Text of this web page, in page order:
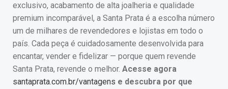
exclusivo, acabamento de alta joalheria e qualidade
premium incomparável, a Santa Prata é a escolha número
um de milhares de revendedores e lojistas em todo o
país. Cada peça é cuidadosamente desenvolvida para
encantar, vender e fidelizar — porque quem revende
Santa Prata, revende o melhor. Acesse agora
santaprata.com.br/vantagens e descubra por que